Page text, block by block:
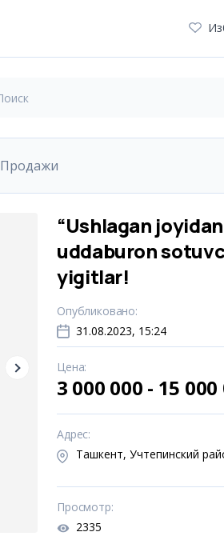
Продажи
“Ushlagan
uddaburon
yigitlar!
Опубликовано:
31.08.2023, 15:24
Цена:
3 000 000 - 15
Адрес:
Ташкент, Учтепинский
Просмотр:
2335